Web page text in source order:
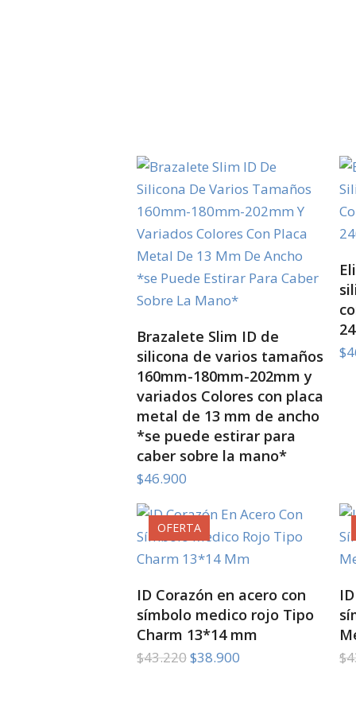
SELECT OPTIONS
Brazalete Slim ID de
silicona de varios tamaños
160mm-180mm-202mm y
variados Colores con placa
metal de 13 mm de ancho
*se puede estirar para
caber sobre la mano*
$46.900
$
OFERTA
SELECT OPTIONS
ID Corazón en acero con
símbolo medico rojo Tipo
Charm 13*14 mm
$43.220El
$38.900 $